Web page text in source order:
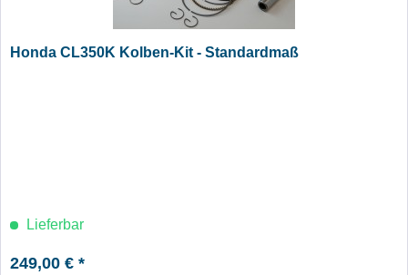
Honda CL350K Kolben-Kit - Standardmaß
Lieferbar
249,00 € *